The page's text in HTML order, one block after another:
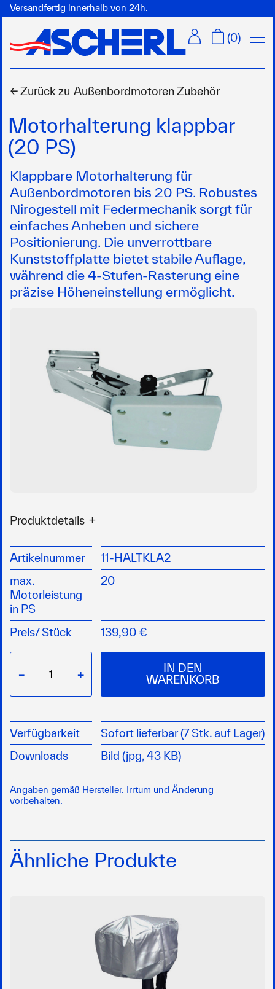
Versandfertig innerhalb von 24h.
(0)
← Zurück zu Außenbordmotoren Zubehör
Motorhalterung klappbar
(20 PS)
Klappbare Motorhalterung für
Außenbordmotoren bis 20 PS. Robustes
Nirogestell mit Federmechanik sorgt für
einfaches Anheben und sichere
Positionierung. Die unverrottbare
Kunststoffplatte bietet stabile Auflage,
während die 4-Stufen-Rasterung eine
präzise Höheneinstellung ermöglicht.
Produktdetails
unverrottbare Kunststoffplatte
beim Segeln kann der Motor um 35 cm
angehoben werden
mit 4-Stufen Rasterung für Höheneinstellung
Artikelnummer
11-HALTKLA2
max.
Motorleistung
in PS
20
Preis/Stück 139,90 €
− +
IN DEN
WARENKORB
Verfügbarkeit
Sofort lieferbar (7 Stk. auf Lager)
Downloads
Bild (jpg, 43 KB)
Angaben gemäß Hersteller. Irrtum und Änderung
vorbehalten.
Ähnliche Produkte